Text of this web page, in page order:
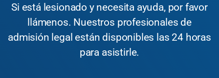
Si está lesionado y necesita ayuda, por favor
llámenos. Nuestros profesionales de
admisión legal están disponibles las 24 horas
para asistirle.